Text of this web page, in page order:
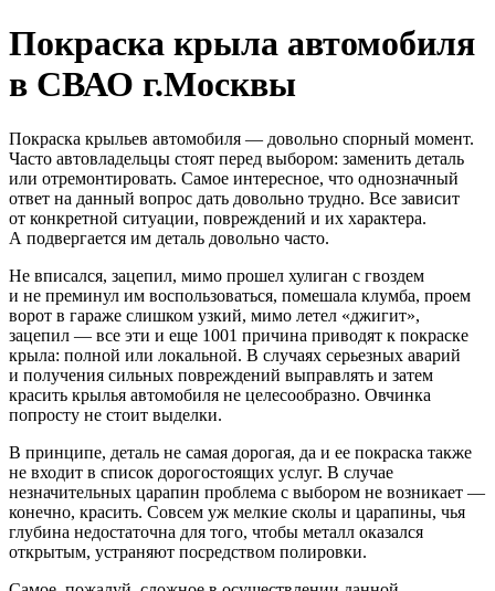
Покраска крыла автомобиля
в СВАО г.Москвы
Покраска крыльев автомобиля — довольно спорный момент.
Часто автовладельцы стоят перед выбором: заменить деталь
или отремонтировать. Самое интересное, что однозначный
ответ на данный вопрос дать довольно трудно. Все зависит
от конкретной ситуации, повреждений и их характера.
А подвергается им деталь довольно часто.
Не вписался, зацепил, мимо прошел хулиган с гвоздем
и не преминул им воспользоваться, помешала клумба, проем
ворот в гараже слишком узкий, мимо летел «джигит»,
зацепил — все эти и еще 1001 причина приводят к покраске
крыла: полной или локальной. В случаях серьезных аварий
и получения сильных повреждений выправлять и затем
красить крылья автомобиля не целесообразно. Овчинка
попросту не стоит выделки.
В принципе, деталь не самая дорогая, да и ее покраска также
не входит в список дорогостоящих услуг. В случае
незначительных царапин проблема с выбором не возникает —
конечно, красить. Совсем уж мелкие сколы и царапины, чья
глубина недостаточна для того, чтобы металл оказался
открытым, устраняют посредством полировки.